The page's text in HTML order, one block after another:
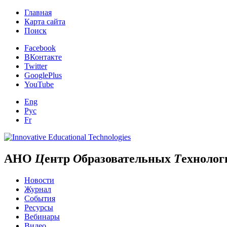
Главная
Карта сайта
Поиск
Facebook
ВКонтакте
Twitter
GooglePlus
YouTube
Eng
Рус
Fr
АНО Центр Образовательных Т
Новости
Журнал
События
Ресурсы
Вебинары